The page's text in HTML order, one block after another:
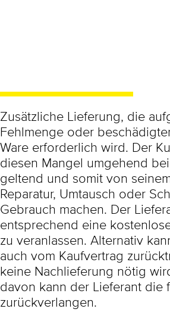
Zusätzliche Lieferung, die
Fehlmenge oder
Ware erforderlich wird. Der
diesen Mangel umgehend
geltend und somit von
Reparatur, Umtausch oder
Gebrauch machen. Der
entsprechend eine
zu veranlassen. Alternativ
auch vom Kaufvertrag
keine Nachlieferung nötig
davon kann der Lieferant die
zurückverlangen.